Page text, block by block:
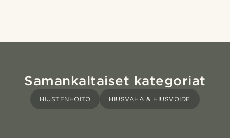
Samankaltaiset kategoriat
HIUSTENHOITO HIUSVAHA & HIUSVOIDE